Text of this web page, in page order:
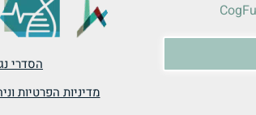
הסדרי
מדיניות הפרטיות